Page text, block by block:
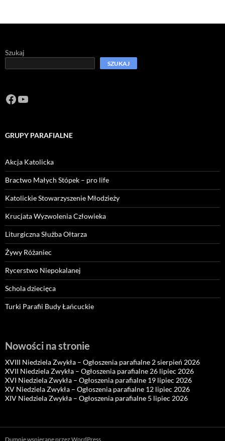
Szukaj
SZUKAJ
Facebook
https://www.youtube.com/channel/
GRUPY PARAFIALNE
Akcja Katolicka
Bractwo Małych Stópek – pro life
Katolickie Stowarzyszenie Młodzieży
Krucjata Wyzwolenia Człowieka
Liturgiczna Służba Ołtarza
Żywy Różaniec
Rycerstwo Niepokalanej
Schola dziecięca
Turki Parafii Budy Łańcuckie
Nowości na stronie
XVIII Niedziela Zwykła – Ogłoszenia parafialne 2 sierpień 2026
XVII Niedziela Zwykła – Ogłoszenia parafialne 26 lipiec 2026
XVI Niedziela Zwykła – Ogłoszenia parafialne 19 lipiec 2026
XV Niedziela Zwykła – Ogłoszenia parafialne 12 lipiec 2026
XIV Niedziela Zwykła – Ogłoszenia parafialne 5 lipiec 2026
Dumnie wspierane przez WordPress